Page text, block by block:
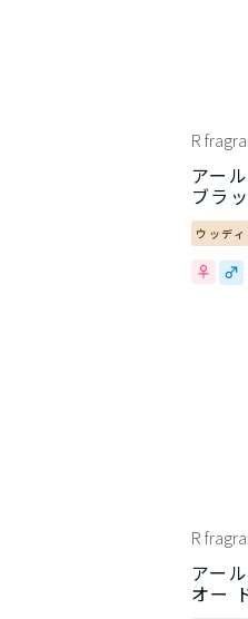
R
アー
ブラ
ウッディ
R
アー
オー